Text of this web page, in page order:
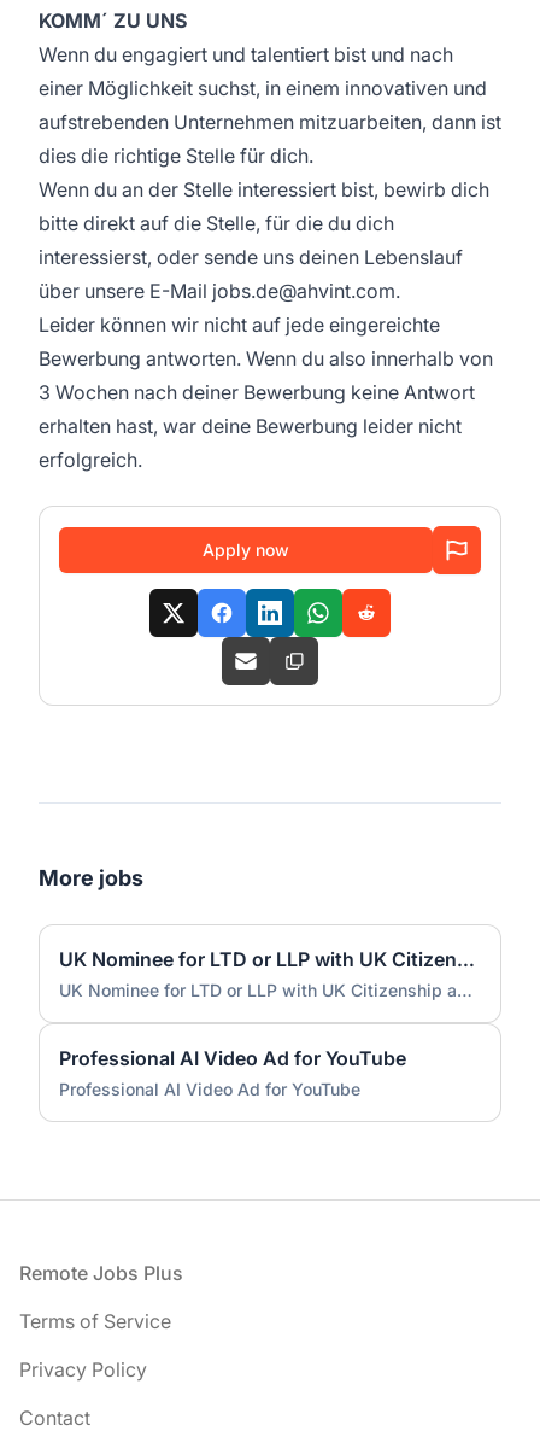
KOMM´ ZU UNS
Wenn du engagiert und talentiert bist und nach
einer Möglichkeit suchst, in einem innovativen und
aufstrebenden Unternehmen mitzuarbeiten, dann ist
dies die richtige Stelle für dich.
Wenn du an der Stelle interessiert bist, bewirb dich
bitte direkt auf die Stelle, für die du dich
interessierst, oder sende uns deinen Lebenslauf
über unsere E-Mail jobs.de@ahvint.com.
Leider können wir nicht auf jede eingereichte
Bewerbung antworten. Wenn du also innerhalb von
3 Wochen nach deiner Bewerbung keine Antwort
erhalten hast, war deine Bewerbung leider nicht
erfolgreich.
Apply now
More jobs
UK Nominee for LTD or LLP with UK Citizenship and UK Address
UK Nominee for LTD or LLP with UK Citizenship and UK Address
Professional AI Video Ad for YouTube
Professional AI Video Ad for YouTube
Footer
Remote Jobs Plus
Terms of Service
Privacy Policy
Contact